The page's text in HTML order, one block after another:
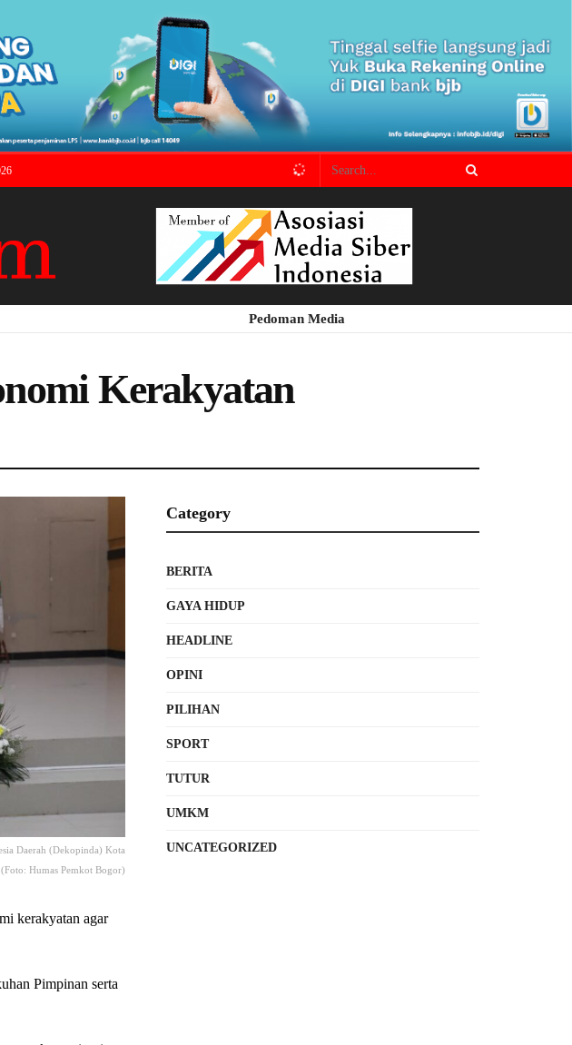
Pedoman Media
Kerakyatan
Daerah (Dekopinda) Kota
Humas Pemkot Bogor)
kerakyatan agar
Pimpinan serta
Category
BERITA
GAYA HIDUP
HEADLINE
OPINI
PILIHAN
SPORT
TUTUR
UMKM
UNCATEGORIZED